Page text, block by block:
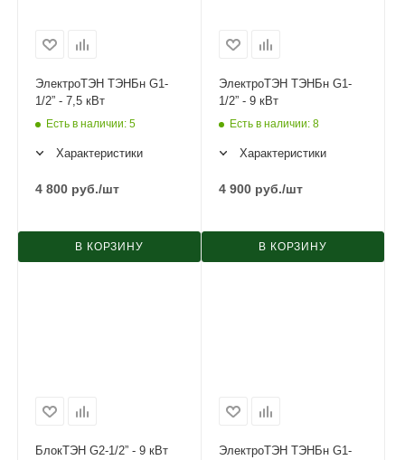
ЭлектроТЭН ТЭНБн G1-
1/2” - 7,5 кВт
Есть в наличии: 5
Характеристики
4 800 руб./шт
В КОРЗИНУ
ЭлектроТЭН ТЭНБн G1-
1/2” - 9 кВт
Есть в наличии: 8
Характеристики
4 900 руб./шт
В КОРЗИНУ
БлокТЭН G2-1/2” - 9 кВт
ЭлектроТЭН ТЭНБн G1-